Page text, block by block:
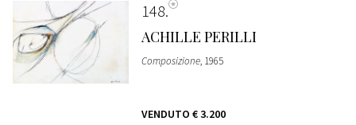
148
ACHILLE PERILLI
Composizione, 1965
VENDUTO € 3.200